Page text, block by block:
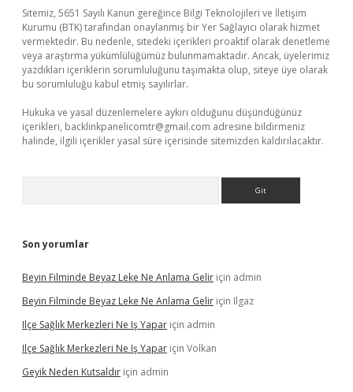
Sitemiz, 5651 Sayılı Kanun gereğince Bilgi Teknolojileri ve İletişim
Kurumu (BTK) tarafından onaylanmış bir Yer Sağlayıcı olarak hizmet
vermektedir. Bu nedenle, sitedeki içerikleri proaktif olarak denetleme
veya araştırma yükümlülüğümüz bulunmamaktadır. Ancak, üyelerimiz
yazdıkları içeriklerin sorumluluğunu taşımakta olup, siteye üye olarak
bu sorumluluğu kabul etmiş sayılırlar.
Hukuka ve yasal düzenlemelere aykırı olduğunu düşündüğünüz
içerikleri, backlinkpanelicomtr@gmail.com adresine bildirmeniz
halinde, ilgili içerikler yasal süre içerisinde sitemizden kaldırılacaktır.
Son yorumlar
Beyin Filminde Beyaz Leke Ne Anlama Gelir için admin
Beyin Filminde Beyaz Leke Ne Anlama Gelir için Ilgaz
Ilçe Sağlık Merkezleri Ne Iş Yapar için admin
Ilçe Sağlık Merkezleri Ne Iş Yapar için Volkan
Geyik Neden Kutsaldır için admin